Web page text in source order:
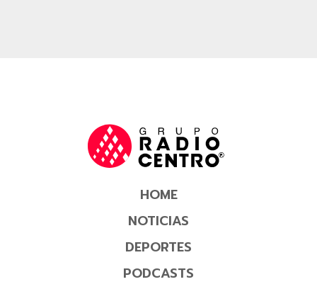
HOME
NOTICIAS
DEPORTES
PODCASTS